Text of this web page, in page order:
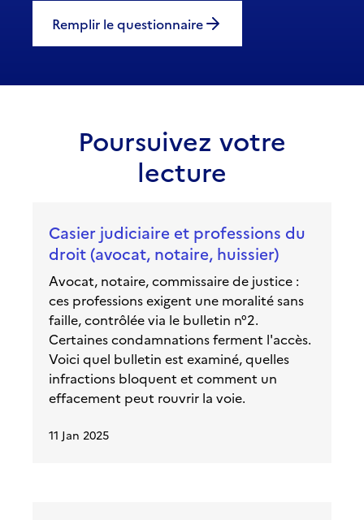
Remplir le questionnaire
Poursuivez votre
lecture
Casier judiciaire et professions du
droit (avocat, notaire, huissier)
Avocat, notaire, commissaire de justice :
ces professions exigent une moralité sans
faille, contrôlée via le bulletin n°2.
Certaines condamnations ferment l'accès.
Voici quel bulletin est examiné, quelles
infractions bloquent et comment un
effacement peut rouvrir la voie.
11 Jan 2025